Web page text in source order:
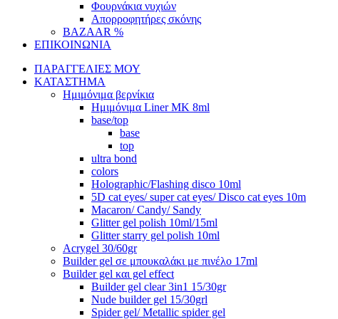
Φουρνάκια νυχιών
Απορροφητήρες σκόνης
BAZAAR %
ΕΠΙΚΟΙΝΩΝΙΑ
ΠΑΡΑΓΓΕΛΙΕΣ ΜΟΥ
ΚΑΤΑΣΤΗΜΑ
Ημιμόνιμα βερνίκια
Ημιμόνιμα Liner ΜΚ 8ml
base/top
base
top
ultra bond
colors
Holographic/Flashing disco 10ml
5D cat eyes/ super cat eyes/ Disco cat eyes 10m
Macaron/ Candy/ Sandy
Glitter gel polish 10ml/15ml
Glitter starry gel polish 10ml
Acrygel 30/60gr
Builder gel σε μπουκαλάκι με πινέλο 17ml
Builder gel και gel effect
Builder gel clear 3in1 15/30gr
Nude builder gel 15/30grl
Spider gel/ Metallic spider gel